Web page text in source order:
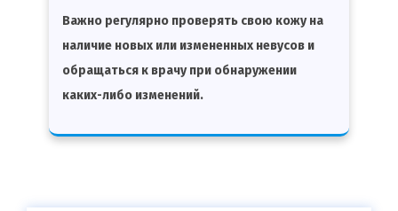
Важно регулярно проверять свою кожу на
наличие новых или измененных невусов и
обращаться к врачу при обнаружении
каких-либо изменений.